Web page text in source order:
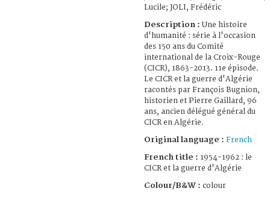
Lucile; JOLI, Frédéric
Description : Une histoire
d'humanité : série à l'occasion
des 150 ans du Comité
international de la Croix-Rouge
(CICR), 1863-2013. 11e épisode.
Le CICR et la guerre d'Algérie
racontés par François Bugnion,
historien et Pierre Gaillard, 96
ans, ancien délégué général du
CICR en Algérie.
Original language : French
French title : 1954-1962 : le
CICR et la guerre d'Algérie
Colour/B&W : colour